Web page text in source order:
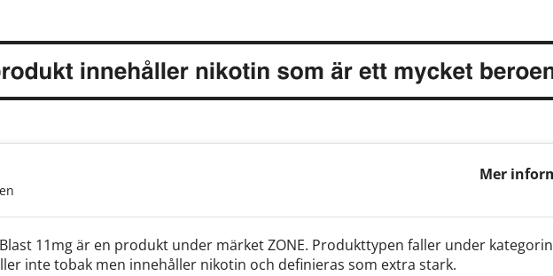
Mer
11mg är en produkt under märket ZONE. Produkttypen faller under
inte tobak men innehåller nikotin och definieras som extra stark.